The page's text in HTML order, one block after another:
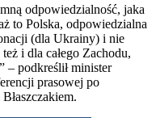
odpowiedzialność, jaka
to Polska, odpowiedzialna
(dla Ukrainy) i nie
i dla całego Zachodu,
– podkreślił minister
prasowej po